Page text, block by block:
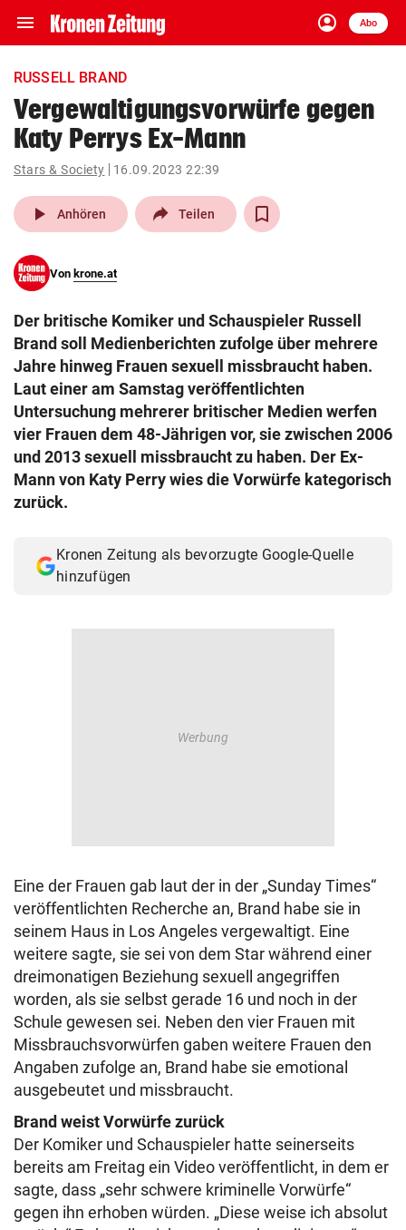
menu Navigation
ein-/ausklappen
account_circle
Anmelden
Abo
close Schließen
account_circle Anmelden
pin_drop
Wien arrow_right
search
eingeben
© Krone Multimedia GmbH & Co KG 2026
Muthgasse 2, 1190 Wien
RUSSELL BRAND
Vergewaltigungsvorwürfe gegen
Katy Perrys Ex-Mann
Stars & Society 16.09.2023 22:39
play_arrow Anhören Teilen
Von krone.at
Der britische Komiker und Schauspieler Russell
Brand soll Medienberichten zufolge über mehrere
Jahre hinweg Frauen sexuell missbraucht haben.
Laut einer am Samstag veröffentlichten
Untersuchung mehrerer britischer Medien werfen
vier Frauen dem 48-Jährigen vor, sie zwischen 2006
und 2013 sexuell missbraucht zu haben. Der Ex-
Mann von Katy Perry wies die Vorwürfe kategorisch
zurück.
Kronen Zeitung als bevorzugte Google-Quelle
hinzufügen
Eine der Frauen gab laut der in der „Sunday Times“
veröffentlichten Recherche an, Brand habe sie in
seinem Haus in Los Angeles vergewaltigt. Eine
weitere sagte, sie sei von dem Star während einer
dreimonatigen Beziehung sexuell angegriffen
worden, als sie selbst gerade 16 und noch in der
Schule gewesen sei. Neben den vier Frauen mit
Missbrauchsvorwürfen gaben weitere Frauen den
Angaben zufolge an, Brand habe sie emotional
ausgebeutet und missbraucht.
Brand weist Vorwürfe zurück
Der Komiker und Schauspieler hatte seinerseits
bereits am Freitag ein Video veröffentlicht, in dem er
sagte, dass „sehr schwere kriminelle Vorwürfe“
gegen ihn erhoben würden. „Diese weise ich absolut